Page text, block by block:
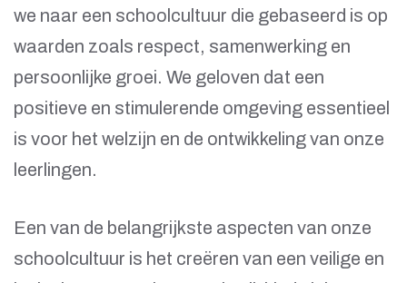
we naar een schoolcultuur die gebaseerd is op
waarden zoals respect, samenwerking en
persoonlijke groei. We geloven dat een
positieve en stimulerende omgeving essentieel
is voor het welzijn en de ontwikkeling van onze
leerlingen.
Een van de belangrijkste aspecten van onze
schoolcultuur is het creëren van een veilige en